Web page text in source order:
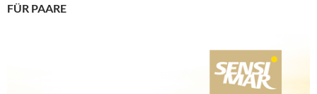
FÜR PAARE